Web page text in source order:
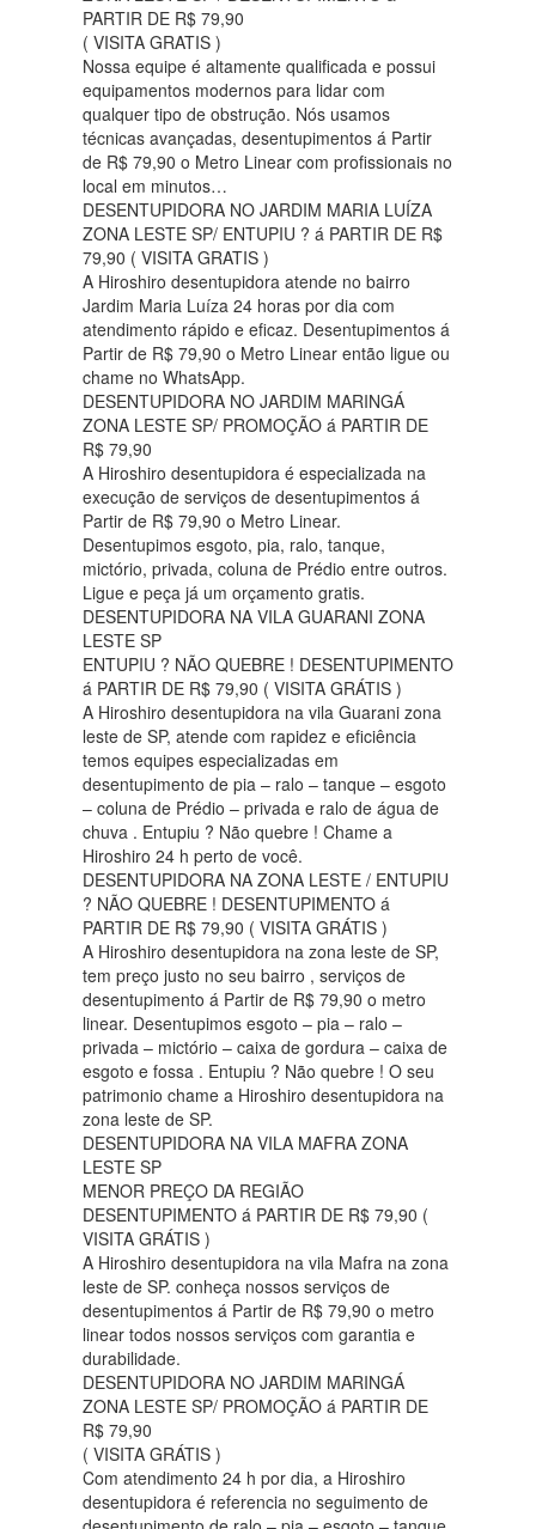
PARTIR DE R$ 79,90
( VISITA GRATIS )
Nossa equipe é altamente qualificada e possui
equipamentos modernos para lidar com
qualquer tipo de obstrução. Nós usamos
técnicas avançadas, desentupimentos á Partir
de R$ 79,90 o Metro Linear com profissionais no
local em minutos…
DESENTUPIDORA NO JARDIM MARIA LUÍZA
ZONA LESTE SP/ ENTUPIU ? á PARTIR DE R$
79,90 ( VISITA GRATIS )
A Hiroshiro desentupidora atende no bairro
Jardim Maria Luíza 24 horas por dia com
atendimento rápido e eficaz. Desentupimentos á
Partir de R$ 79,90 o Metro Linear então ligue ou
chame no WhatsApp.
DESENTUPIDORA NO JARDIM MARINGÁ
ZONA LESTE SP/ PROMOÇÃO á PARTIR DE
R$ 79,90
A Hiroshiro desentupidora é especializada na
execução de serviços de desentupimentos á
Partir de R$ 79,90 o Metro Linear.
Desentupimos esgoto, pia, ralo, tanque,
mictório, privada, coluna de Prédio entre outros.
Ligue e peça já um orçamento gratis.
DESENTUPIDORA NA VILA GUARANI ZONA
LESTE SP
ENTUPIU ? NÃO QUEBRE ! DESENTUPIMENTO
á PARTIR DE R$ 79,90 ( VISITA GRÁTIS )
A Hiroshiro desentupidora na vila Guarani zona
leste de SP, atende com rapidez e eficiência
temos equipes especializadas em
desentupimento de pia – ralo – tanque – esgoto
– coluna de Prédio – privada e ralo de água de
chuva . Entupiu ? Não quebre ! Chame a
Hiroshiro 24 h perto de você.
DESENTUPIDORA NA ZONA LESTE / ENTUPIU
? NÃO QUEBRE ! DESENTUPIMENTO á
PARTIR DE R$ 79,90 ( VISITA GRÁTIS )
A Hiroshiro desentupidora na zona leste de SP,
tem preço justo no seu bairro , serviços de
desentupimento á Partir de R$ 79,90 o metro
linear. Desentupimos esgoto – pia – ralo –
privada – mictório – caixa de gordura – caixa de
esgoto e fossa . Entupiu ? Não quebre ! O seu
patrimonio chame a Hiroshiro desentupidora na
zona leste de SP.
DESENTUPIDORA NA VILA MAFRA ZONA
LESTE SP
MENOR PREÇO DA REGIÃO
DESENTUPIMENTO á PARTIR DE R$ 79,90 (
VISITA GRÁTIS )
A Hiroshiro desentupidora na vila Mafra na zona
leste de SP. conheça nossos serviços de
desentupimentos á Partir de R$ 79,90 o metro
linear todos nossos serviços com garantia e
durabilidade.
DESENTUPIDORA NO JARDIM MARINGÁ
ZONA LESTE SP/ PROMOÇÃO á PARTIR DE
R$ 79,90
( VISITA GRÁTIS )
Com atendimento 24 h por dia, a Hiroshiro
desentupidora é referencia no seguimento de